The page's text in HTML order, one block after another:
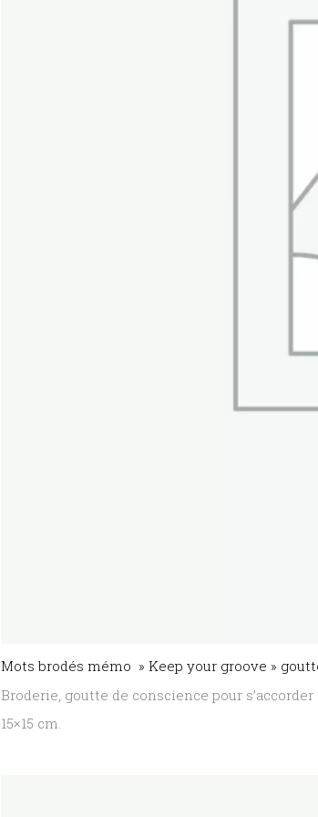
Mots brodés mémo » Keep your groove »
Broderie, goutte de conscience pour
15×15 cm.